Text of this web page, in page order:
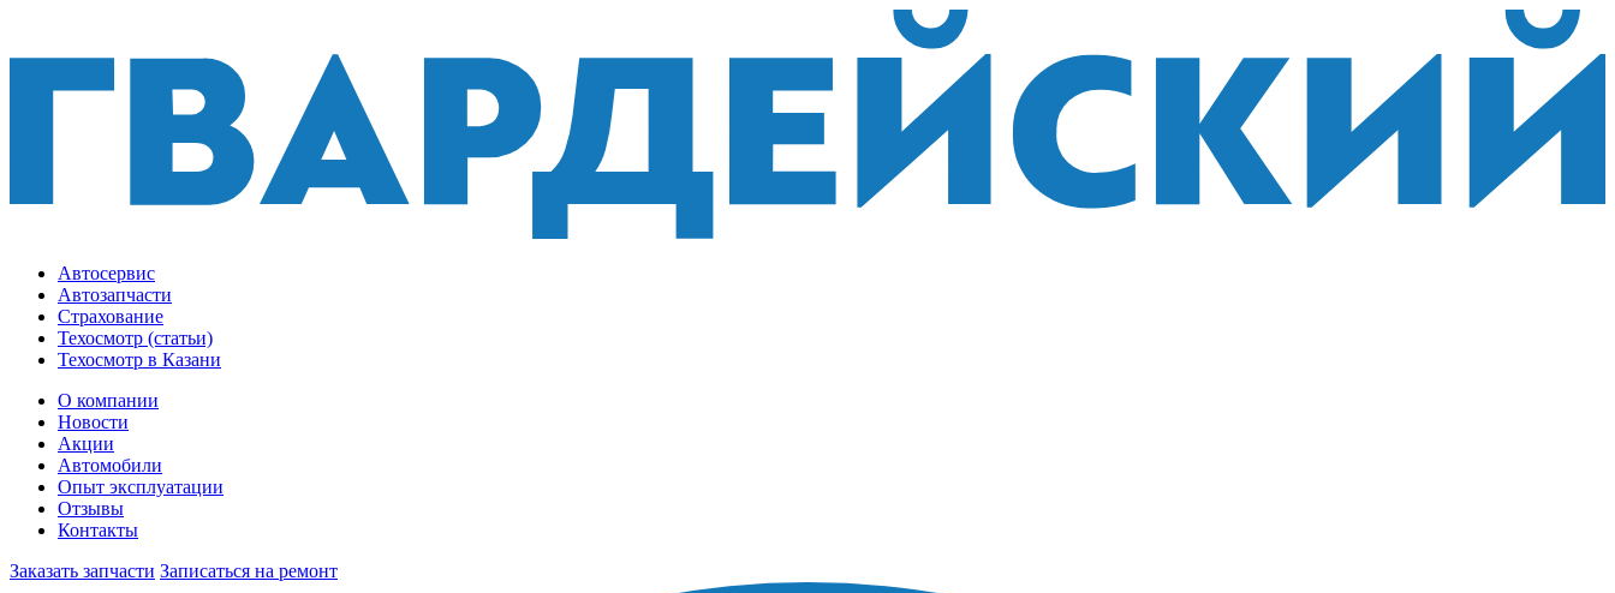
Автосервис
Автозапчасти
Страхование
Техосмотр (статьи)
Техосмотр в Казани
О компании
Новости
Акции
Автомобили
Опыт эксплуатации
Отзывы
Контакты
Заказать запчасти Записаться на ремонт